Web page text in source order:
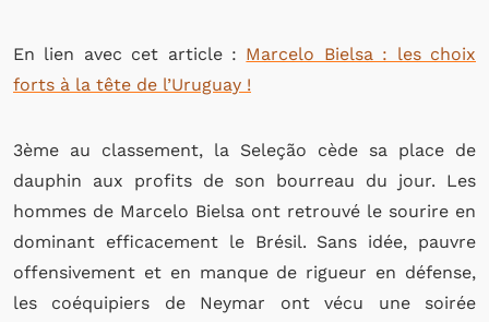
En lien avec cet article : Marcelo Bielsa : les choix
forts à la tête de l’Uruguay !
3ème au classement, la Seleção cède sa place de
dauphin aux profits de son bourreau du jour. Les
hommes de Marcelo Bielsa ont retrouvé le sourire en
dominant efficacement le Brésil. Sans idée, pauvre
offensivement et en manque de rigueur en défense,
les coéquipiers de Neymar ont vécu une soirée